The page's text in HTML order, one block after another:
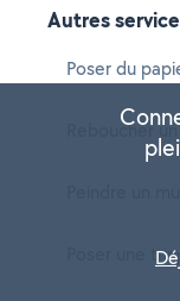
Autres
Poser du
Reboucher
Poser une